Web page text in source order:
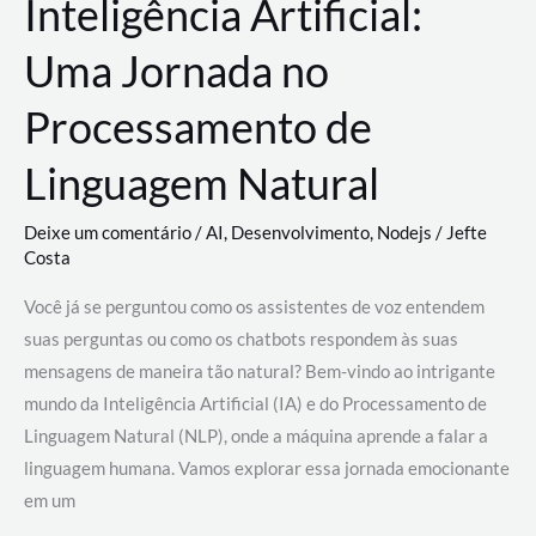
Inteligência Artificial:
Uma Jornada no
Processamento de
Linguagem Natural
Deixe um comentário/AI, Desenvolvimento, Nodejs / Jefte
Costa
Você já se perguntou como os assistentes de voz entendem
suas perguntas ou como os chatbots respondem às suas
mensagens de maneira tão natural? Bem-vindo ao intrigante
mundo da Inteligência Artificial (IA) e do Processamento de
Linguagem Natural (NLP), onde a máquina aprende a falar a
linguagem humana. Vamos explorar essa jornada emocionante
em um